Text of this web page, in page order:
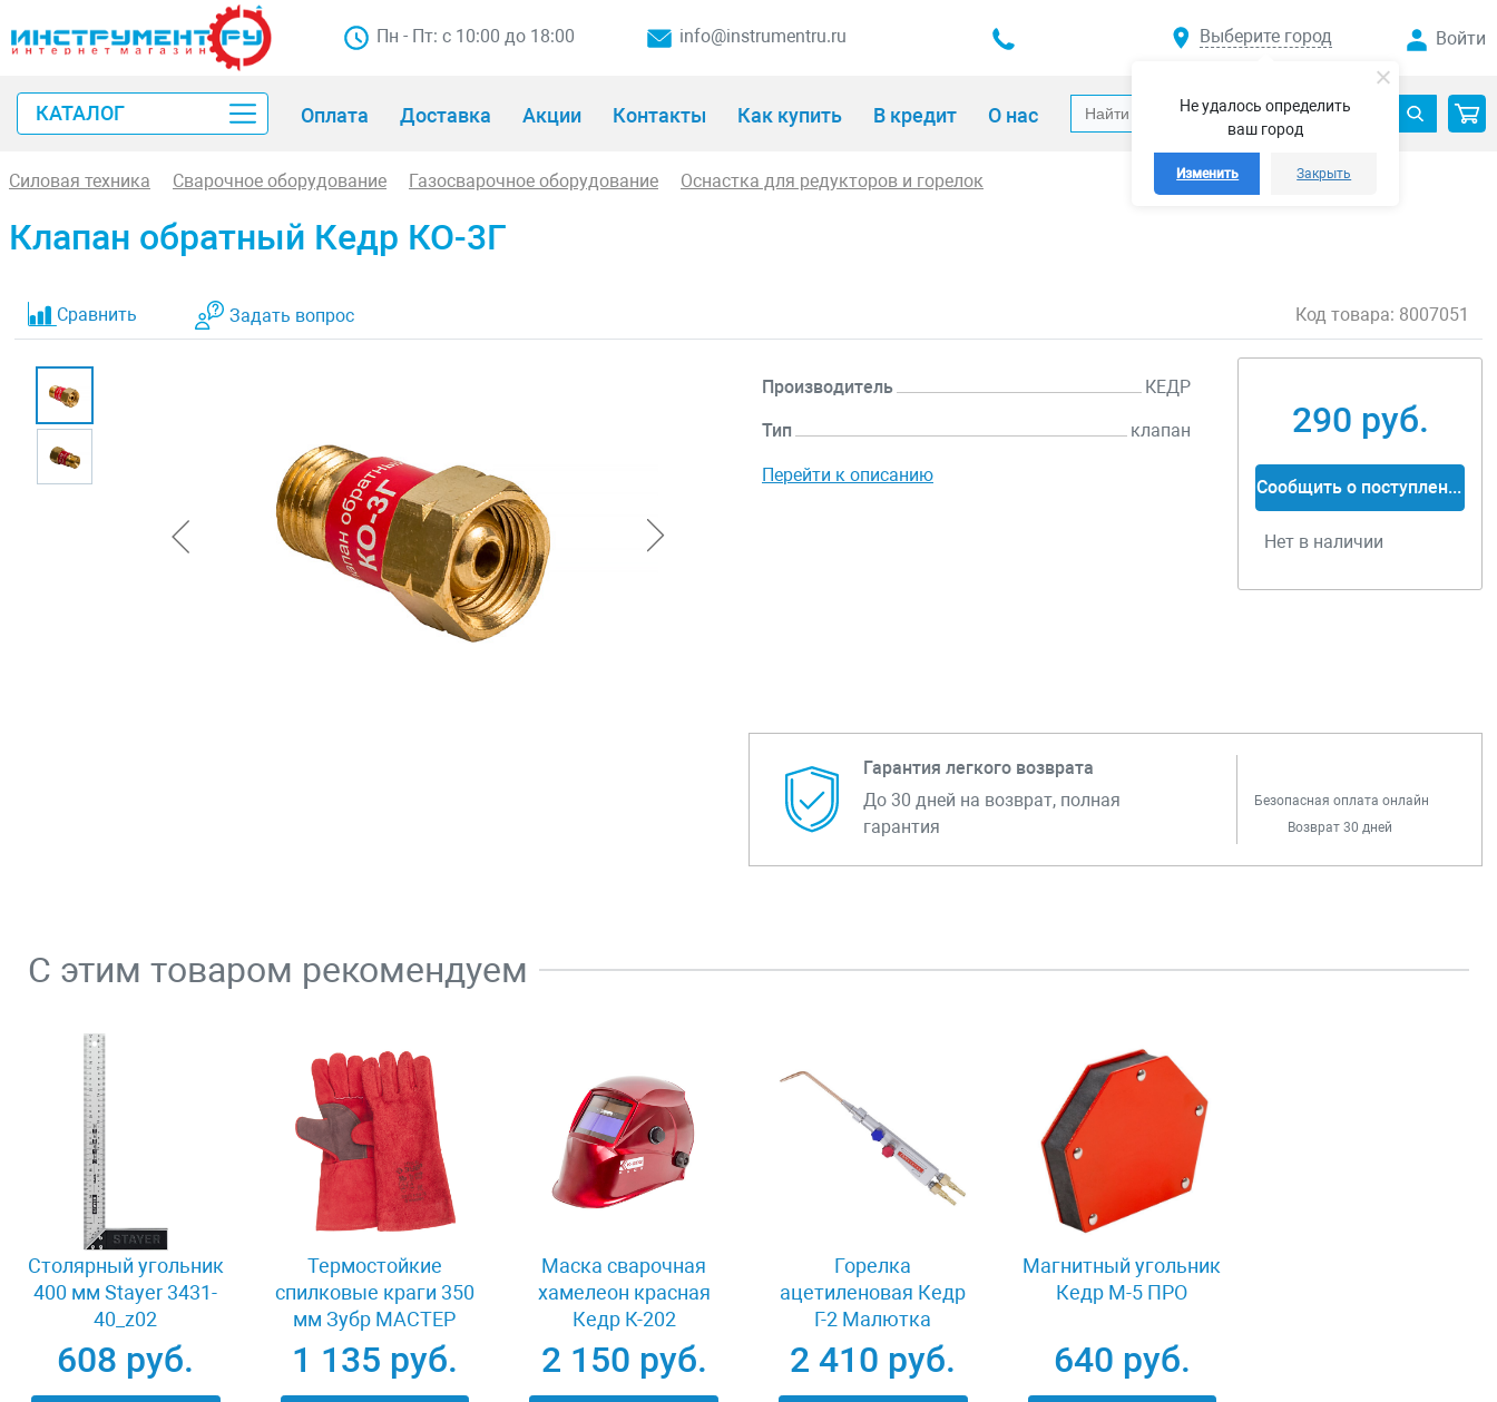
Не удалось определить
ваш город
Изменить Закрыть
Пн - Пт: с 10:00 до 18:00 info@instrumentru.ru Выберите город Войти
КАТАЛОГ Оплата Доставка Акции Контакты Как купить В кредит О нас
Силовая техника Сварочное оборудование Газосварочное оборудование Оснастка для редукторов и горелок
Клапан обратный Кедр КО-3Г
Сравнить Задать вопрос Код товара: 8007051
Производитель КЕДР
Тип клапан
Перейти к описанию
290 руб.
Сообщить о поступлении
Нет в наличии
Гарантия легкого возврата
До 30 дней на возврат, полная
гарантия
Безопасная оплата онлайн
Возврат 30 дней
С этим товаром рекомендуем
Столярный угольник
400 мм Stayer 3431-
40_z02
608 руб.
Термостойкие
спилковые краги 350
мм Зубр МАСТЕР
11334-XL
1 135 руб.
Маска сварочная
хамелеон красная
Кедр К-202
2 150 руб.
Горелка
ацетиленовая Кедр
Г-2 Малютка
2 410 руб.
Магнитный угольник
Кедр М-5 ПРО
640 руб.